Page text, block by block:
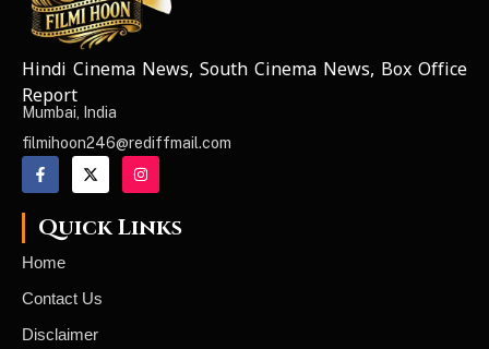
NEWS ELEMENTOR
Hindi Cinema News, South Cinema News, Box Office
Report
Mumbai, India
filmihoon246@rediffmail.com
Quick Links
Home
Contact Us
Disclaimer